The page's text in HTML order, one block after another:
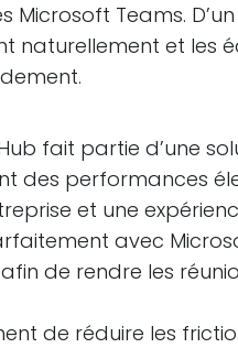
Microsoft Teams.
naturellement et les
fait partie d’une
des performances
et une
avec
de rendre les
de réduire les